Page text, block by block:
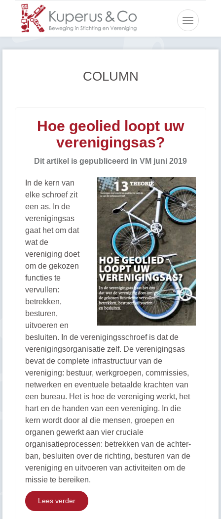
Toggle
COLUMN
Hoe geolied loopt uw
verenigingsas?
Dit artikel is gepubliceerd in VM juni 2019
In de kern van
elke schroef zit
een as. In de
verenigingsas
gaat het om dat
wat de
vereniging doet
om de gekozen
functies te
vervullen:
betrekken,
besturen,
uitvoeren en
besluiten. In de verenigingsschroef is dat de
verenigingsorganisatie zelf. De verenigingsas
bevat de complete infrastructuur van de
vereniging: bestuur, werkgroepen, commissies,
netwerken en eventuele betaalde krachten van
een bureau. Het is hoe de vereniging werkt, het
hart en de handen van een vereniging. In die
kern wordt door al die mensen, groepen en
organen gewerkt aan vier cruciale
organisatieprocessen: betrekken van de achter-
ban, besluiten over de richting, besturen van de
vereniging en uitvoeren van activiteiten om de
missie te bereiken.
Lees verder